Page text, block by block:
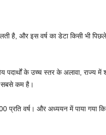
है, और इस वर्ष का डेटा किसी भी
के उच्च स्तर के अलावा, राज्य में
सबसे कम है।
प्रति वर्ष। और अध्ययन में पाया गया